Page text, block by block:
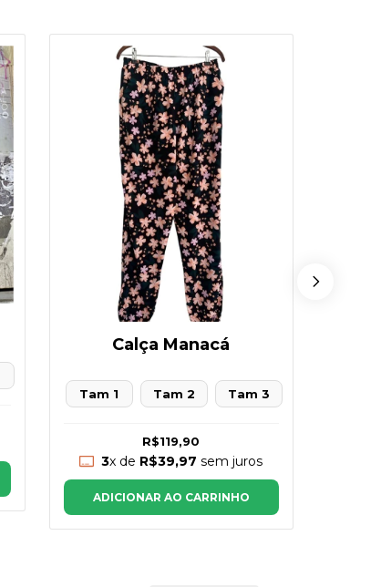
Calça Manacá
Tam 1 Tam 2 Tam 3
R$119,90
3x de R$39,97 sem juros
ADICIONAR AO CARRINHO